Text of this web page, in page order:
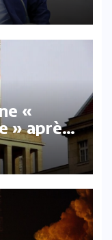
«
» après
France